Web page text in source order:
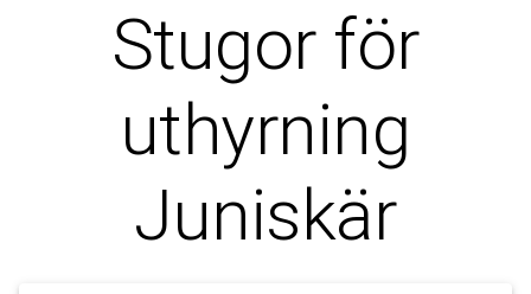
Stugor för
uthyrning
Juniskär